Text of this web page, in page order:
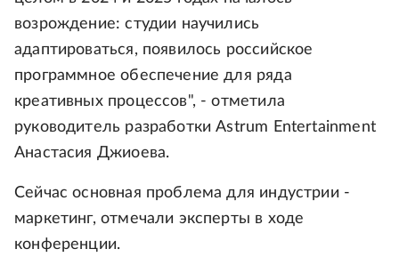
возрождение: студии научились
адаптироваться, появилось российское
программное обеспечение для ряда
креативных процессов", - отметила
руководитель разработки Astrum Entertainment
Анастасия Джиоева.
Сейчас основная проблема для индустрии -
маркетинг, отмечали эксперты в ходе
конференции.